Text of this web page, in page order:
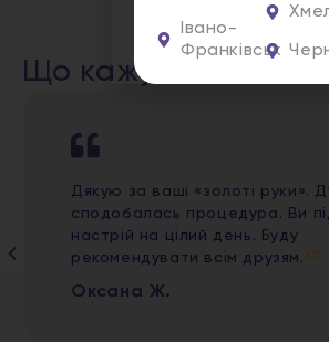
Що кажуть наші
Дякую за ваші «золоті руки».
сподобалась процедура. Ви
настрій на цілий день. Буду
рекомендувати всім друзям.
Оксана Ж.
Івано-
Франківськ